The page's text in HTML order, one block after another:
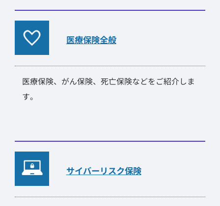
医療保険全般
医療保険、がん保険、死亡保険などをご紹介しま
す。
サイバーリスク保険